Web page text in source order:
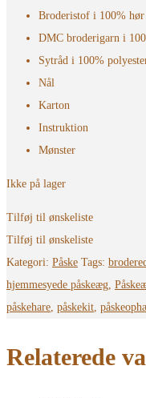
Broderistof i 100%
DMC broderigarn i
Sytråd i 100%
Nål
Karton
Instruktion
Mønster
Ikke på lager
Tilføj til ønskeliste
Tilføj til ønskeliste
Kategori: Påske Tags:
hjemmesyede påskeæg
påskehare påskekit
Relaterede